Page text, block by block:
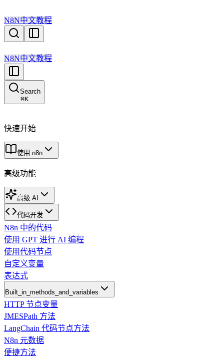
N8N中文教程
N8N中文教程
Search
⌘K
快速开始
使用 n8n
高级功能
高级 AI
代码开发
N8n 中的代码
使用 GPT 进行 AI 编程
使用代码节点
自定义变量
表达式
Built_in_methods_and_variables
HTTP 节点变量
JMESPath 方法
LangChain 代码节点方法
N8n 元数据
便捷方法